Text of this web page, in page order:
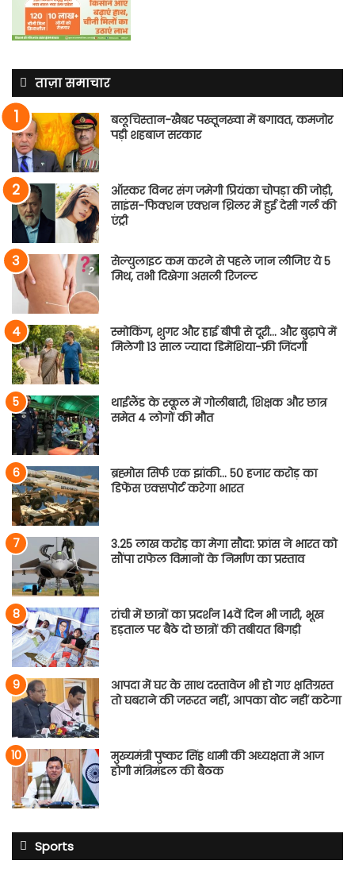
ताज़ा समाचार
बलूचिस्तान-खैबर पख्तूनख्वा में बगावत, कमजोर
पड़ी शहबाज सरकार
ऑस्कर विनर संग जमेगी प्रियंका चोपड़ा की जोड़ी,
साइंस-फिक्शन एक्शन थ्रिलर में हुई देसी गर्ल की
एंट्री
सेल्युलाइट कम करने से पहले जान लीजिए ये 5
मिथ, तभी दिखेगा असली रिजल्ट
स्मोकिंग, शुगर और हाई बीपी से दूरी… और बुढ़ापे में
मिलेगी 13 साल ज्यादा डिमेंशिया-फ्री जिंदगी
थाईलैंड के स्कूल में गोलीबारी, शिक्षक और छात्र
समेत 4 लोगों की मौत
ब्रह्मोस सिर्फ एक झांकी… 50 हजार करोड़ का
डिफेंस एक्सपोर्ट करेगा भारत
3.25 लाख करोड़ का मेगा सौदा: फ्रांस ने भारत को
सौंपा राफेल विमानों के निर्माण का प्रस्ताव
रांची में छात्रों का प्रदर्शन 14वें दिन भी जारी, भूख
हड़ताल पर बैठे दो छात्रों की तबीयत बिगड़ी
आपदा में घर के साथ दस्तावेज भी हो गए क्षतिग्रस्त
तो घबराने की जरूरत नहीं, आपका वोट नहीं कटेगा
मुख्यमंत्री पुष्कर सिंह धामी की अध्यक्षता में आज
होगी मंत्रिमंडल की बैठक
Sports